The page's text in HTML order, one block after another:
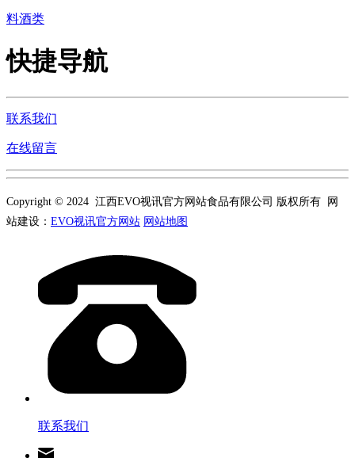
料酒类
快捷导航
联系我们
在线留言
Copyright © 2024 江西EVO视讯官方网站食品有限公司 版权所有 网
站建设： EVO视讯官方网站 网站地图
联系我们